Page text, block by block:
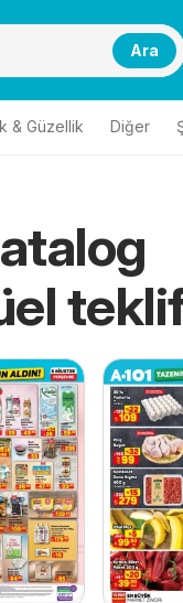
Ara
& Güzellik Diğer